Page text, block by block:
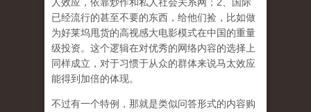
已经流行的甚至不要的东西，给他们捡，比如做
为好莱坞甩货的高视感大电影模式在中国的重量
级投资。这个逻辑在对优秀的网络内容的选择上
同样成立，对于习惯于从众的群体来说马太效应
能得到加倍的体现。
不过有一个特例，那就是类似问答形式的内容购